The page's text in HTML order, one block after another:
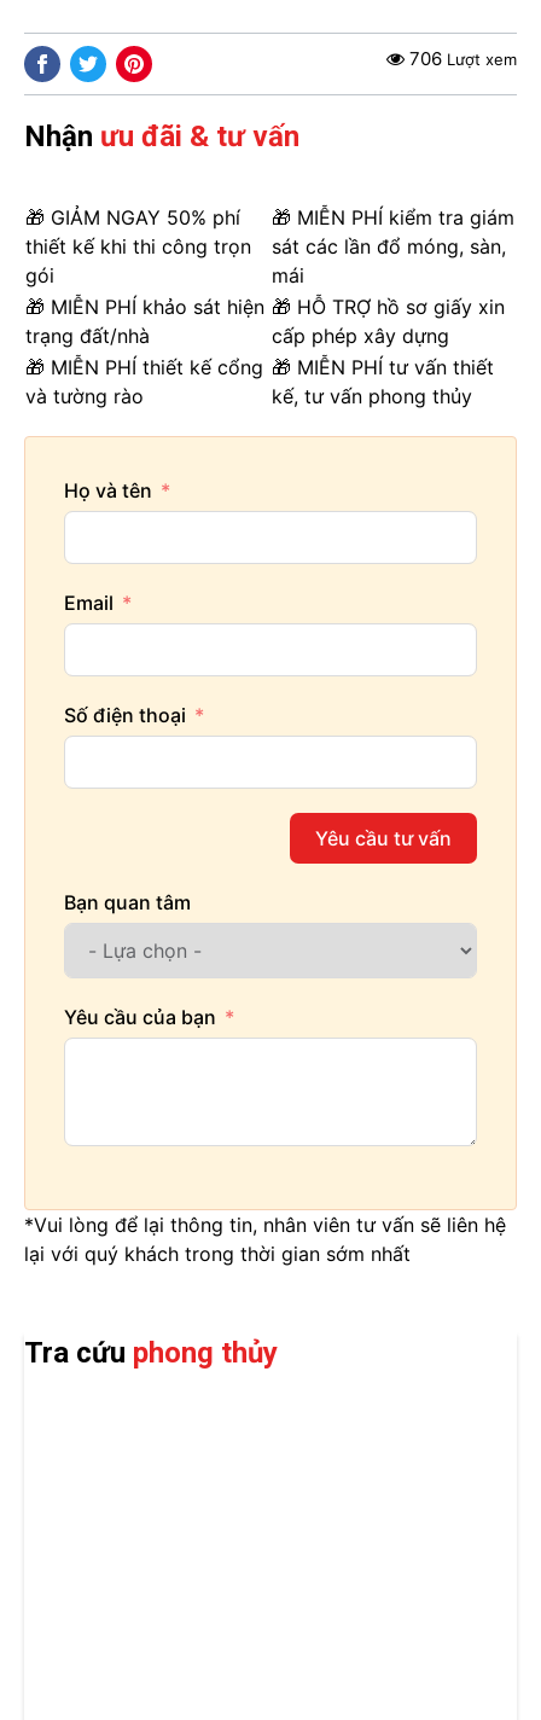
706 Lượt xem
Nhận ưu đãi & tư vấn
🎁 GIẢM NGAY 50% phí
thiết kế khi thi công trọn
gói
🎁 MIỄN PHÍ kiểm tra giám
sát các lần đổ móng, sàn,
mái
🎁 MIỄN PHÍ khảo sát hiện
trạng đất/nhà
🎁 HỖ TRỢ hồ sơ giấy xin
cấp phép xây dựng
🎁 MIỄN PHÍ thiết kế cổng
và tường rào
🎁 MIỄN PHÍ tư vấn thiết
kế, tư vấn phong thủy
Họ và tên
Email
Số điện thoại
Yêu cầu tư vấn
Bạn quan tâm
Yêu cầu của bạn
*Vui lòng để lại thông tin, nhân viên tư vấn sẽ liên hệ
lại với quý khách trong thời gian sớm nhất
Tra cứu phong thủy